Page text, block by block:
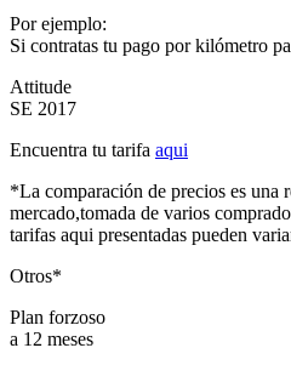
Por ejemplo:
Si contratas tu pago por kilómetro
Attitude
SE 2017
Encuentra tu tarifa aqui
*La comparación de precios es una
mercado,tomada de varios
tarifas aqui presentadas pueden
Otros*
Plan forzoso
a 12 meses